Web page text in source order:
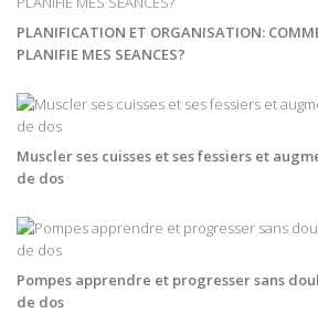
PLANIFICATION ET ORGANISATION:
PLANIFIE MES SEANCES?
Muscler ses cuisses et ses fessiers et
de dos
Pompes apprendre et progresser sans
de dos